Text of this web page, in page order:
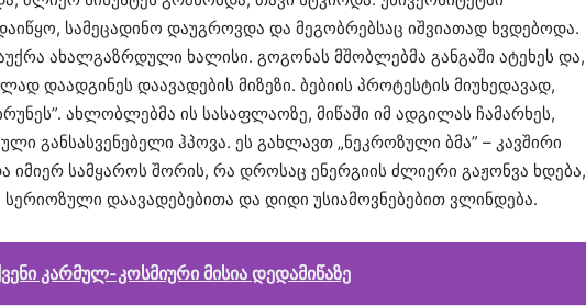
სამეცადინო დაუგროვდა და მეგობრებსაც იშვიათად ხვდებოდა.
ახალგაზრდული ხალისი. გოგონას მშობლებმა განგაში ატეხეს და,
დაადგინეს დაავადების მიზეზი. ბებიის პროტესტის მიუხედავად,
ახლობლებმა ის სასაფლაოზე, მიწაში იმ ადგილას ჩამარხეს,
განსასვენებელი ჰპოვა. ეს გახლავთ „ნეკროზული ბმა” – კავშირი
იმიერ სამყაროს შორის, რა დროსაც ენერგიის ძლიერი გაჟონვა ხდება,
დაავადებებითა და დიდი უსიამოვნებებით ვლინდება.
კარმულ-კოსმიური მისია დედამიწაზე